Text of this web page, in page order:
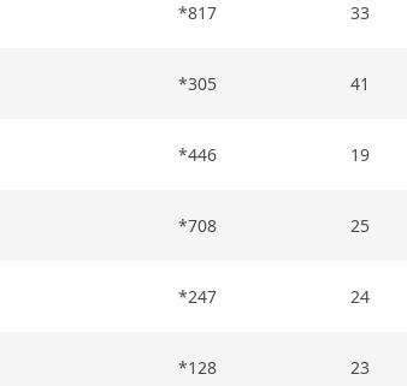
*817 33
*305 41
*446 19
*708 25
*247 24
*128 23